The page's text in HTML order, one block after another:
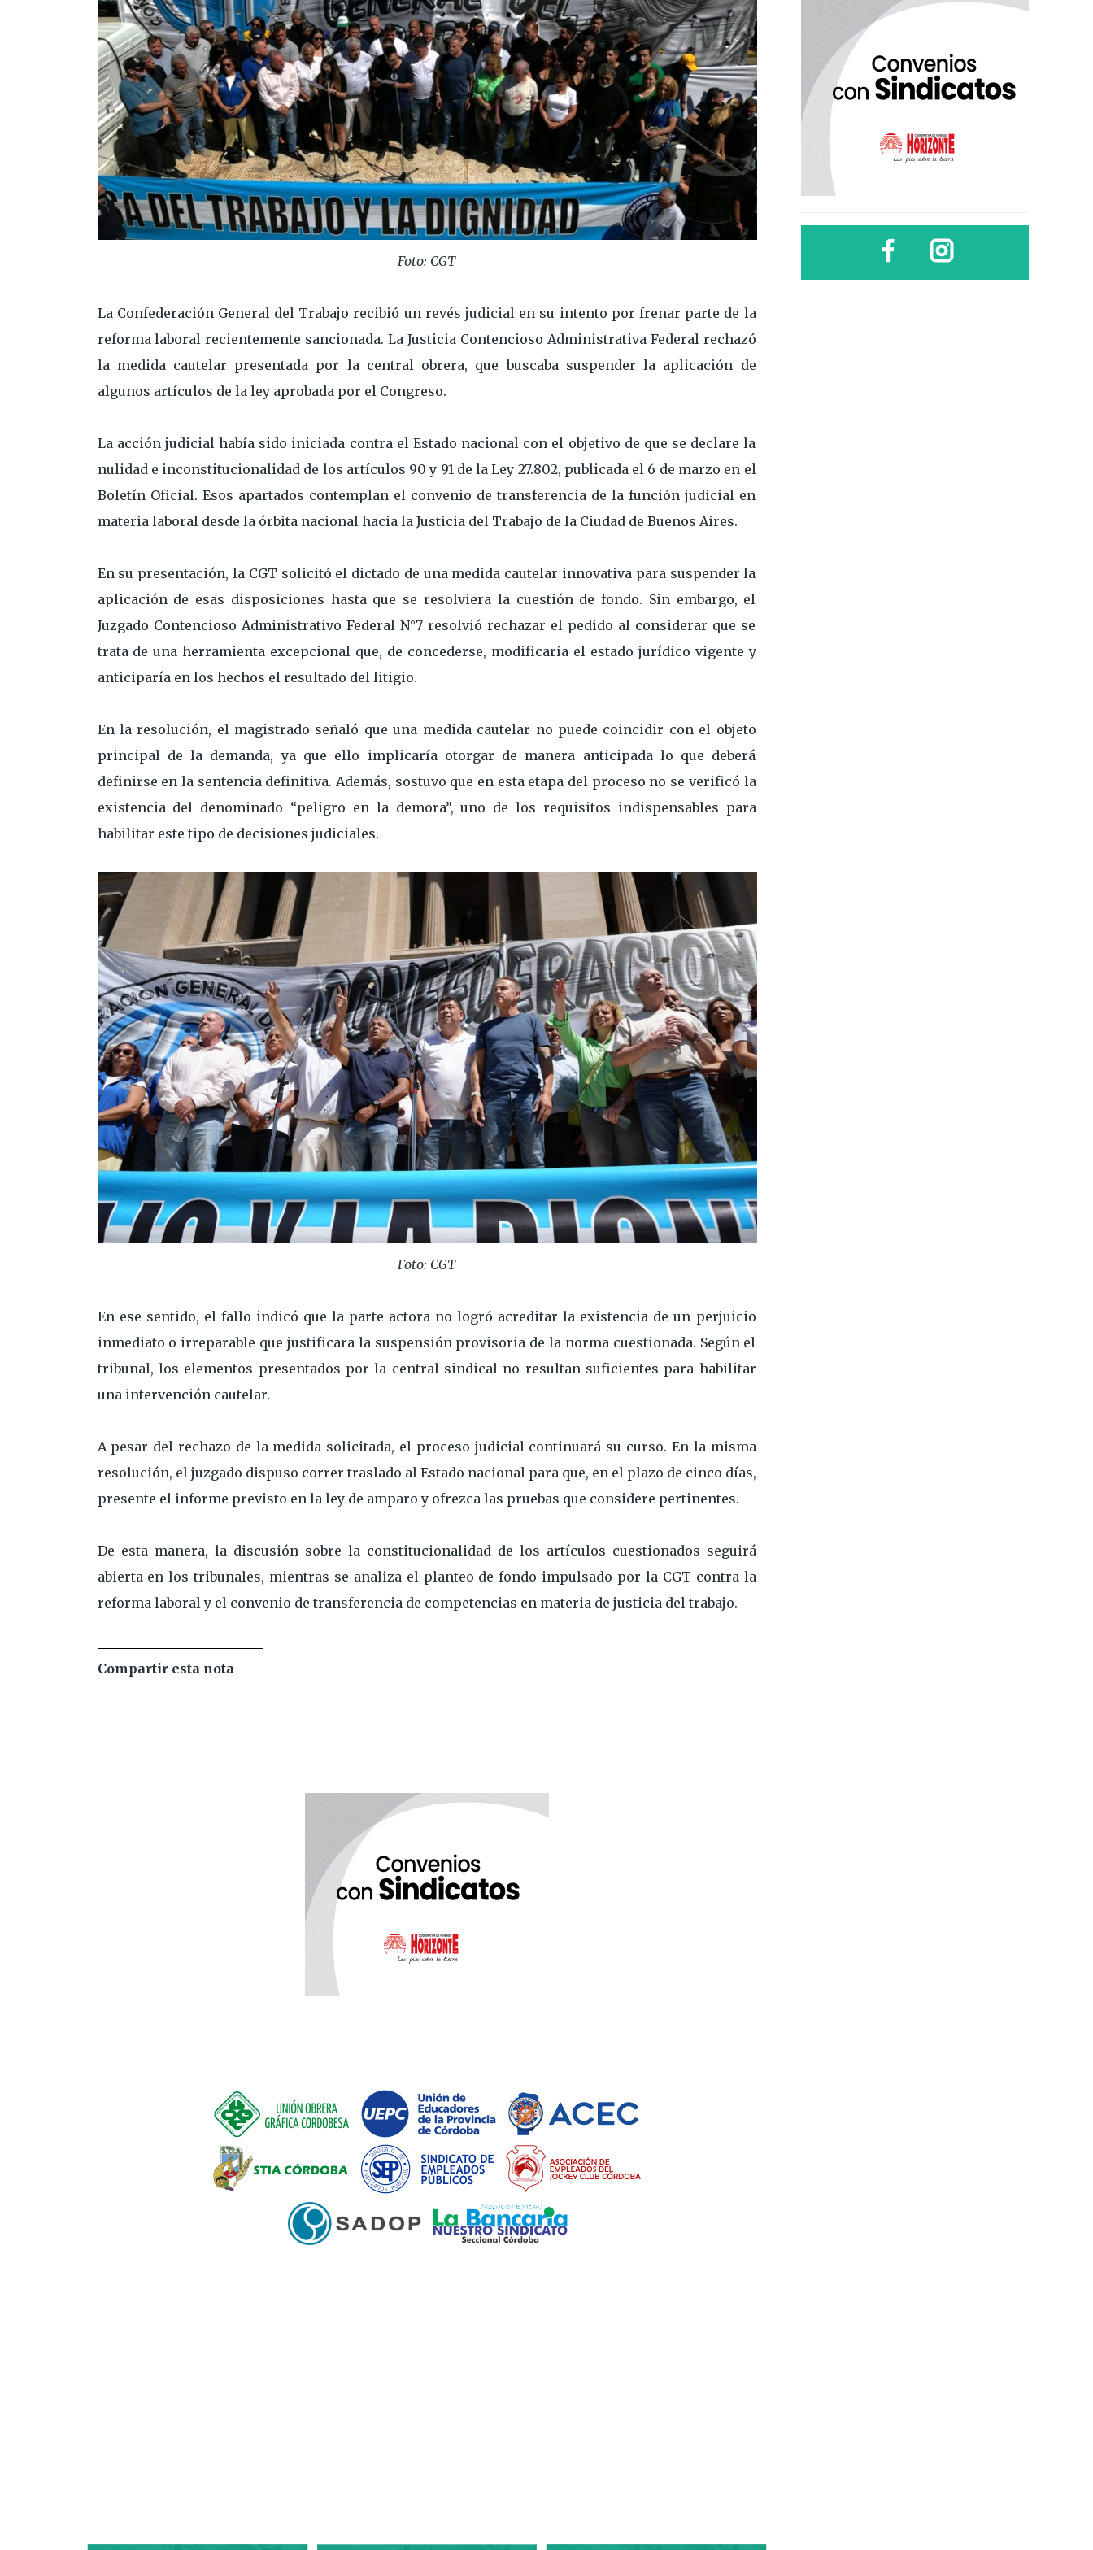
Foto: CGT
La Confederación General del Trabajo recibió un revés judicial en su intento por frenar parte de la
reforma laboral recientemente sancionada. La Justicia Contencioso Administrativa Federal rechazó
la medida cautelar presentada por la central obrera, que buscaba suspender la aplicación de
algunos artículos de la ley aprobada por el Congreso.
La acción judicial había sido iniciada contra el Estado nacional con el objetivo de que se declare la
nulidad e inconstitucionalidad de los artículos 90 y 91 de la Ley 27.802, publicada el 6 de marzo en el
Boletín Oficial. Esos apartados contemplan el convenio de transferencia de la función judicial en
materia laboral desde la órbita nacional hacia la Justicia del Trabajo de la Ciudad de Buenos Aires.
En su presentación, la CGT solicitó el dictado de una medida cautelar innovativa para suspender la
aplicación de esas disposiciones hasta que se resolviera la cuestión de fondo. Sin embargo, el
Juzgado Contencioso Administrativo Federal N°7 resolvió rechazar el pedido al considerar que se
trata de una herramienta excepcional que, de concederse, modificaría el estado jurídico vigente y
anticiparía en los hechos el resultado del litigio.
En la resolución, el magistrado señaló que una medida cautelar no puede coincidir con el objeto
principal de la demanda, ya que ello implicaría otorgar de manera anticipada lo que deberá
definirse en la sentencia definitiva. Además, sostuvo que en esta etapa del proceso no se verificó la
existencia del denominado “peligro en la demora”, uno de los requisitos indispensables para
habilitar este tipo de decisiones judiciales.
Foto: CGT
En ese sentido, el fallo indicó que la parte actora no logró acreditar la existencia de un perjuicio
inmediato o irreparable que justificara la suspensión provisoria de la norma cuestionada. Según el
tribunal, los elementos presentados por la central sindical no resultan suficientes para habilitar
una intervención cautelar.
A pesar del rechazo de la medida solicitada, el proceso judicial continuará su curso. En la misma
resolución, el juzgado dispuso correr traslado al Estado nacional para que, en el plazo de cinco días,
presente el informe previsto en la ley de amparo y ofrezca las pruebas que considere pertinentes.
De esta manera, la discusión sobre la constitucionalidad de los artículos cuestionados seguirá
abierta en los tribunales, mientras se analiza el planteo de fondo impulsado por la CGT contra la
reforma laboral y el convenio de transferencia de competencias en materia de justicia del trabajo.
Compartir esta nota